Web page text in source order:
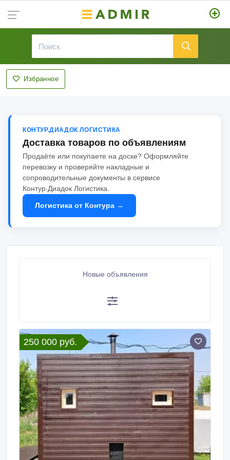
Избранное
КОНТУР.ДИАДОК ЛОГИСТИКА
Доставка товаров по объявлениям
Продаёте или покупаете на доске? Оформляйте
перевозку и проверяйте накладные и
сопроводительные документы в сервисе
Контур.Диадок Логистика.
Логистика от Контура →
Новые объявления
250 000 руб.